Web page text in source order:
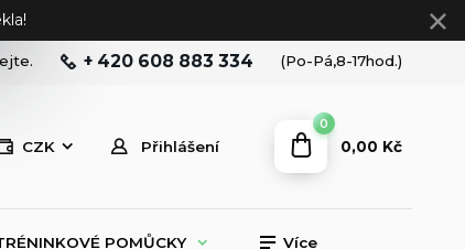
CZK Přihlášení
+ 420 608 883 334 (Po-Pá,8-17hod.)
0
0,00 Kč
POMŮCKY Více